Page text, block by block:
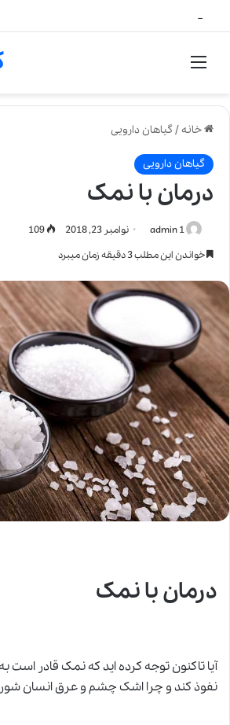
منو
خانه/ گیاهان دارویی
گیاهان دارویی
درمان با نمک
admin 1 نوامبر 23, 2018
خواندن این مطلب 3 دقیقه زمان میبرد
درمان با نمک
آیا تاکنون توجه کرده اید که نمک قادر
نفوذ کند و چرا اشک چشم و عرق انسان